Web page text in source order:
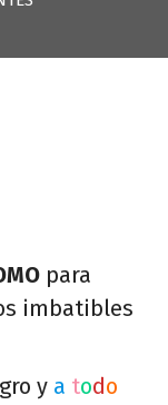
para
imbatibles
y a todo